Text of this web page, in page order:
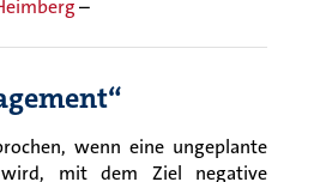
–
wenn eine ungeplante
wird, mit dem Ziel negative